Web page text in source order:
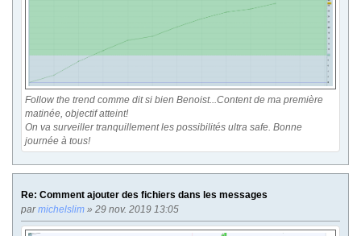
Follow the trend comme dit si bien Benoist...Content de ma première
matinée, objectif atteint!
On va surveiller tranquillement les possibilités ultra safe. Bonne
journée à tous!
Re: Comment ajouter des fichiers dans les messages
parmichelslim » 29 nov. 2019 13:05